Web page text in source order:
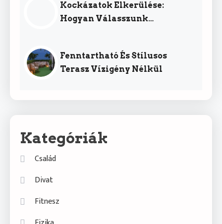
Kockázatok Elkerülése:
Hogyan Válasszunk
Fenntartható És Stílusos
Terasz Vízigény Nélkül
Kategóriák
Család
Divat
Fitnesz